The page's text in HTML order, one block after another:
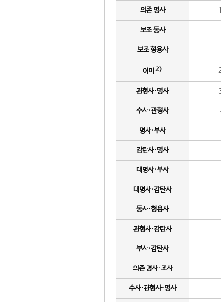
의존 명사
보조 동사
보조 형용사
어미 2)
관형사·명사
수사·관형사
명사·부사
감탄사·명사
대명사·부사
대명사·감탄사
동사·형용사
관형사·감탄사
부사·감탄사
의존 명사·조사
수사·관형사·명사